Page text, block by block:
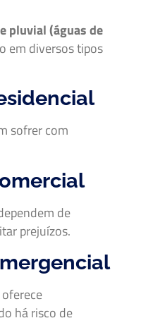
pluvial (águas de
em diversos tipos
sofrer com
de
prejuízos.
oferece
há risco de